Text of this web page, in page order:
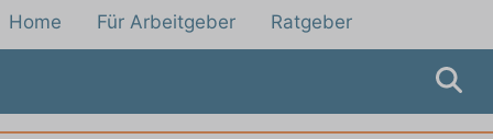
Home Für Arbeitgeber Ratgeber